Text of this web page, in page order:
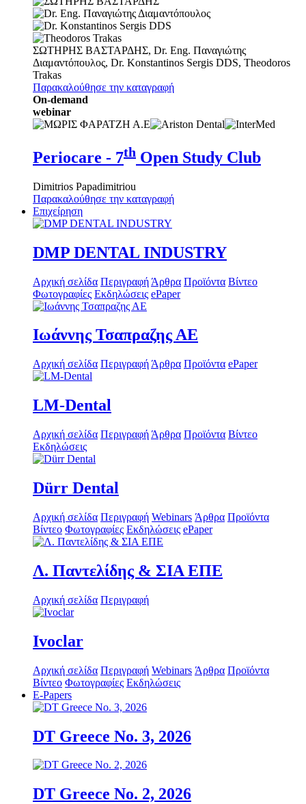
ΣΩΤΗΡΗΣ ΒΑΣΤΑΡΔΗΣ, Dr. Eng. Παναγιώτης
Διαμαντόπουλος, Dr. Konstantinos Sergis DDS, Theodoros
Trakas
Παρακαλούθησε την καταγραφή
On-demand
webinar
Periocare - 7th Open Study Club
Dimitrios Papadimitriou
Παρακαλούθησε την καταγραφή
Επιχείρηση
DMP DENTAL INDUSTRY
Αρχική σελίδα Περιγραφή Άρθρα Προϊόντα Βίντεο
Φωτογραφίες Εκδηλώσεις ePaper
Ιωάννης Τσαπραζης ΑΕ
Αρχική σελίδα Περιγραφή Άρθρα Προϊόντα ePaper
LM-Dental
Αρχική σελίδα Περιγραφή Άρθρα Προϊόντα Βίντεο
Εκδηλώσεις
Dürr Dental
Αρχική σελίδα Περιγραφή Webinars Άρθρα Προϊόντα
Βίντεο Φωτογραφίες Εκδηλώσεις ePaper
Λ. Παντελίδης & ΣΙΑ ΕΠΕ
Αρχική σελίδα Περιγραφή
Ivoclar
Αρχική σελίδα Περιγραφή Webinars Άρθρα Προϊόντα
Βίντεο Φωτογραφίες Εκδηλώσεις
E-Papers
DT Greece No. 3, 2026
DT Greece No. 2, 2026